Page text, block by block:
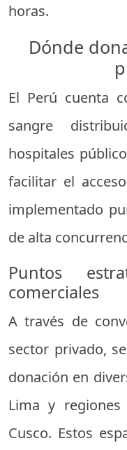
horas.
Dónde
El Perú cuenta
sangre
hospitales
facilitar el
implementado
de alta
Puntos
comerciales
A través de
sector privado,
donación en
Lima y
Cusco. Estos